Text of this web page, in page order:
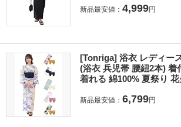
新品最安値： 4,999円
[Tonriga] 浴衣 レディー
(浴衣 兵児帯 腰紐2本) 着
着れる 綿100% 夏祭り
新品最安値： 6,799円